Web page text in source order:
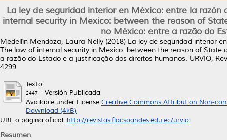
La ley de seguridad interior en México: entre la
internal security in Mexico: between the reason of
no México: entre a razão do
Medellín Mendoza, Laura Nelly (2018) La ley de seguridad interior
The law of internal security in Mexico: between the reason of
a razão do Estado e a justificação dos direitos humanos. URVIO,
4299
Texto
2447 - Versión Publicada
Available under License Creative Commons Attribution Non-
Download (4kB)
URL o página oficial: http://revistas.flacsoandes.edu.ec/urvio
Resumen